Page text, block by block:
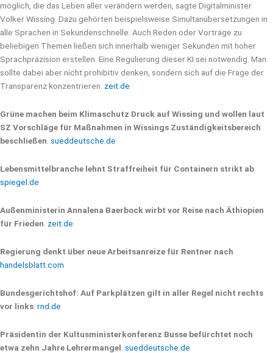
möglich, die das Leben aller verändern werden, sagte Digitalminister
Volker Wissing. Dazu gehörten beispielsweise Simultanübersetzungen in
alle Sprachen in Sekundenschnelle. Auch Reden oder Vorträge zu
beliebigen Themen ließen sich innerhalb weniger Sekunden mit hoher
Sprachpräzision erstellen. Eine Regulierung dieser KI sei notwendig. Man
sollte dabei aber nicht prohibitiv denken, sondern sich auf die Frage der
Transparenz konzentrieren. zeit.de
Grüne machen beim Klimaschutz Druck auf Wissing und wollen laut
SZ Vorschläge für Maßnahmen in Wissings Zuständigkeitsbereich
beschließen sueddeutsche.de
Lebensmittelbranche lehnt Straffreiheit für Containern strikt ab
spiegel.de
Außenministerin Annalena Baerbock wirbt vor Reise nach Äthiopien
für Frieden zeit.de
Regierung denkt über neue Arbeitsanreize für Rentner nach
handelsblatt.com
Bundesgerichtshof: Auf Parkplätzen gilt in aller Regel nicht rechts
vor links rnd.de
Präsidentin der Kultusministerkonferenz Busse befürchtet noch
etwa zehn Jahre Lehrermangel sueddeutsche.de